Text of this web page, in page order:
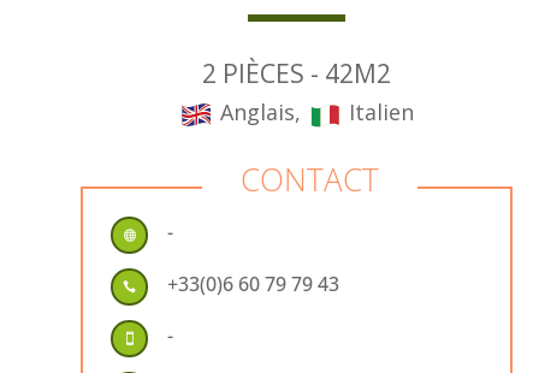
2 PIÈCES - 42M2
Anglais, Italien
CONTACT
 -
 +33(0)6 60 79 79 43
 -